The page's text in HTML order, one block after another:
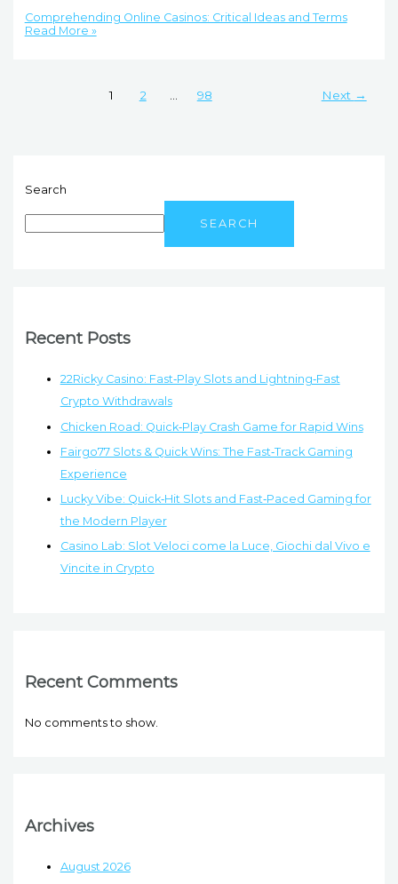
Comprehending Online Casinos: Critical Ideas and Terms
Read More »
1 2 98 Next →
Search
SEARCH
Recent Posts
22Ricky Casino: Fast‑Play Slots and Lightning‑Fast
Crypto Withdrawals
Chicken Road: Quick‑Play Crash Game for Rapid Wins
Fairgo77 Slots & Quick Wins: The Fast‑Track Gaming
Experience
Lucky Vibe: Quick‑Hit Slots and Fast‑Paced Gaming for
the Modern Player
Casino Lab: Slot Veloci come la Luce, Giochi dal Vivo e
Vincite in Crypto
Recent Comments
No comments to show.
Archives
August 2026